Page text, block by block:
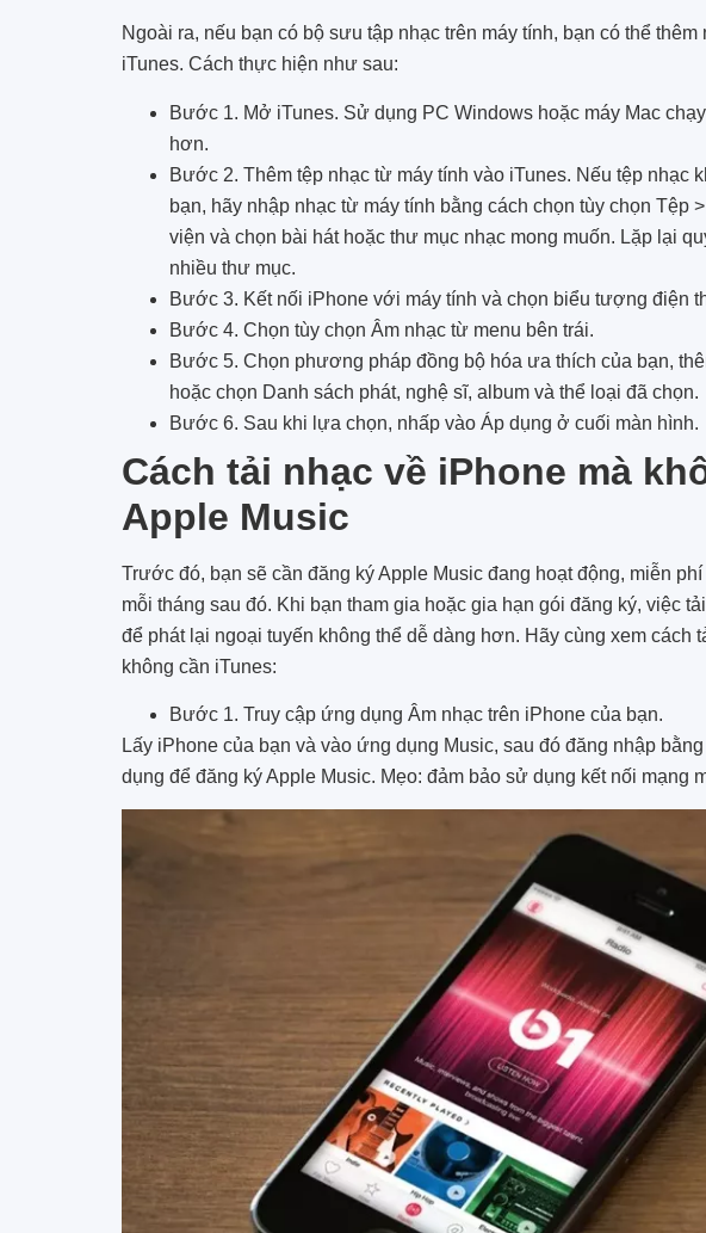
Ngoài ra, nếu bạn có bộ sưu tập nhạc trên máy tính, bạn có thể
iTunes. Cách thực hiện như sau:
Bước 1. Mở iTunes. Sử dụng PC Windows hoặc máy Mac
hơn.
Bước 2. Thêm tệp nhạc từ máy tính vào iTunes. Nếu tệp nhạc
bạn, hãy nhập nhạc từ máy tính bằng cách chọn tùy chọn Tệp
viện và chọn bài hát hoặc thư mục nhạc mong muốn. Lặp lại
nhiều thư mục.
Bước 3. Kết nối iPhone với máy tính và chọn biểu tượng điện
Bước 4. Chọn tùy chọn Âm nhạc từ menu bên trái.
Bước 5. Chọn phương pháp đồng bộ hóa ưa thích của bạn,
hoặc chọn Danh sách phát, nghệ sĩ, album và thể loại đã chọn.
Bước 6. Sau khi lựa chọn, nhấp vào Áp dụng ở cuối màn hình.
Cách tải nhạc về iPhone mà
Apple Music
Trước đó, bạn sẽ cần đăng ký Apple Music đang hoạt động, miễn
mỗi tháng sau đó. Khi bạn tham gia hoặc gia hạn gói đăng ký, việc
để phát lại ngoại tuyến không thể dễ dàng hơn. Hãy cùng xem cách
không cần iTunes:
Bước 1. Truy cập ứng dụng Âm nhạc trên iPhone của bạn.
Lấy iPhone của bạn và vào ứng dụng Music, sau đó đăng nhập
dụng để đăng ký Apple Music. Mẹo: đảm bảo sử dụng kết nối mạng